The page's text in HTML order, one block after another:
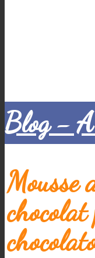
Blog -
Mousse
chocolat